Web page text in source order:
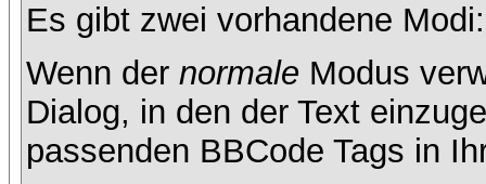
Es gibt zwei vorhandene
Wenn der normale Modus
Dialog, in den der Text
passenden BBCode Tags in